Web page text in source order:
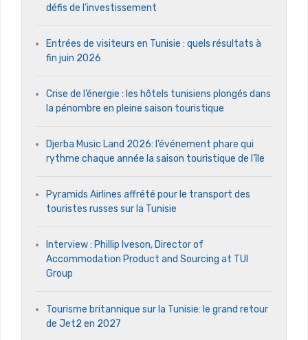
défis de l’investissement
Entrées de visiteurs en Tunisie : quels résultats à
fin juin 2026
Crise de l’énergie : les hôtels tunisiens plongés dans
la pénombre en pleine saison touristique
Djerba Music Land 2026: l’événement phare qui
rythme chaque année la saison touristique de l’île
Pyramids Airlines affrété pour le transport des
touristes russes sur la Tunisie
Interview : Phillip Iveson, Director of
Accommodation Product and Sourcing at TUI
Group
Tourisme britannique sur la Tunisie: le grand retour
de Jet2 en 2027